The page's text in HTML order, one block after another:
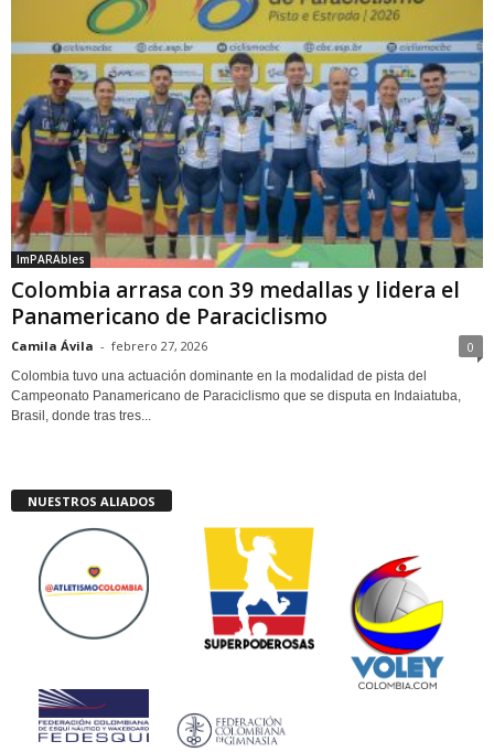
ImPARAbles
Colombia arrasa con 39 medallas y lidera el
Panamericano de Paraciclismo
Camila Ávila - febrero 27, 2026 0
Colombia tuvo una actuación dominante en la modalidad de pista del
Campeonato Panamericano de Paraciclismo que se disputa en Indaiatuba,
Brasil, donde tras tres...
NUESTROS ALIADOS